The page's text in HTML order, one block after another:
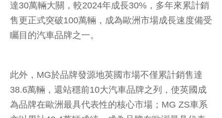
達30萬輛大關，較2024年成長30%，多年來累計銷
售更正式突破100萬輛，成為歐洲市場成長速度備受
矚目的汽車品牌之一。